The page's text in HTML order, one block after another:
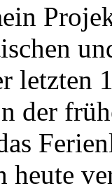
letzten
der